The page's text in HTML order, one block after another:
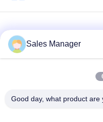
гидравлические
Копёр
молоток
Sales Manager
Good day, what product are